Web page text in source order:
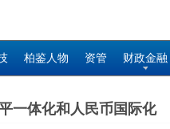
柏鉴人物 资管 财政金融
一体化和人民币国际化